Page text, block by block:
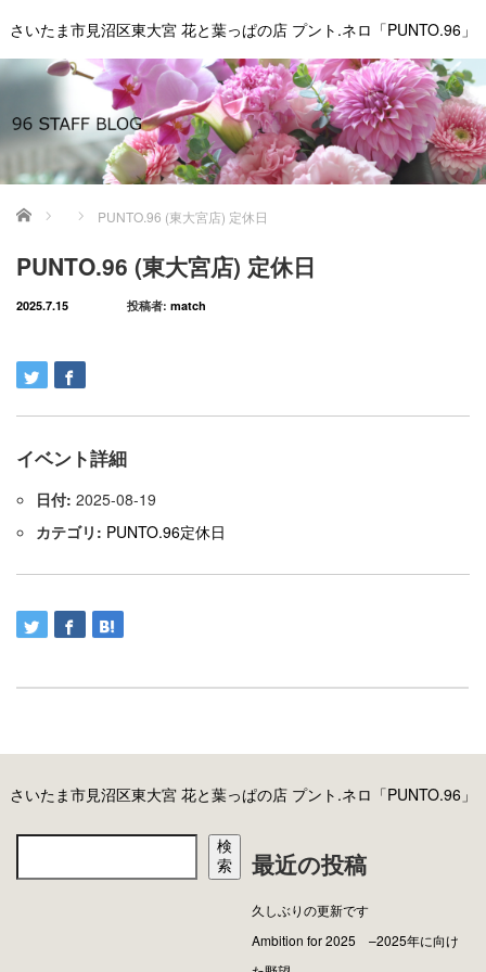
さいたま市見沼区東大宮 花と葉っぱの店 プント.ネロ「PUNTO.96」
ホーム PUNTO.96 (東大宮店) 定休日
PUNTO.96 (東大宮店) 定休日
2025.7.15 投稿者: match
イベント詳細
日付: 2025-08-19
カテゴリ: PUNTO.96定休日
さいたま市見沼区東大宮 花と葉っぱの店 プント.ネロ「PUNTO.96」
検
索
最近の投稿
久しぶりの更新です
Ambition for 2025 –2025年に向け